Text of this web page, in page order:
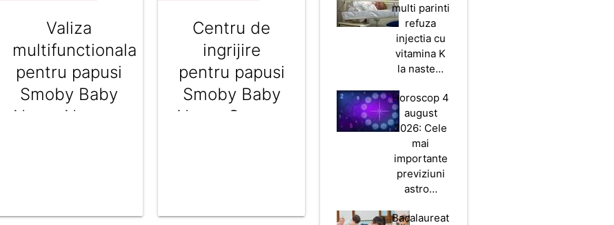
Valiza
multifunctionala
pentru papusi
Smoby Baby
Nurse Nursery
Centru de
ingrijire
pentru papusi
Smoby Baby
Nurse Cocoon
multi parinti
refuza
injectia cu
vitamina K
la naste…
Horoscop 4
august
2026: Cele
mai
importante
previziuni
astro…
Bacalaureat